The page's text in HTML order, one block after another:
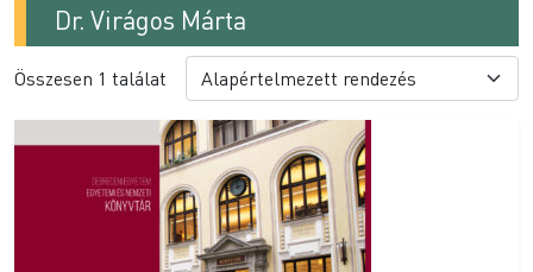
Dr. Virágos Márta
Összesen 1 találat